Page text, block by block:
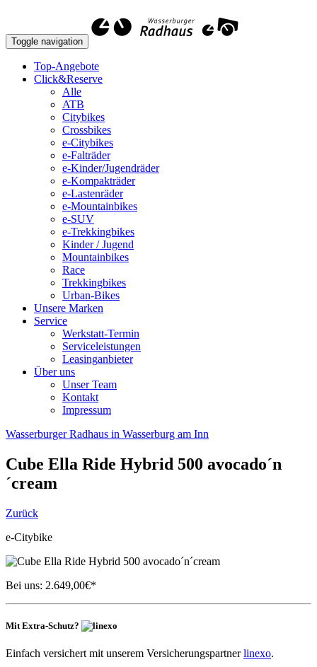
Toggle navigation
Top-Angebote
Click&Reserve
Alle
ATB
Citybikes
Crossbikes
e-Citybikes
e-Falträder
e-Kinder/Jugendräder
e-Kompakträder
e-Lastenräder
e-Mountainbikes
e-SUV
e-Trekkingbikes
Kinder / Jugend
Mountainbikes
Race
Trekkingbikes
Urban-Bikes
Unsere Marken
Service
Werkstatt-Termin
Serviceleistungen
Leasinganbieter
Über uns
Unser Team
Kontakt
Impressum
Wasserburger Radhaus in Wasserburg am Inn
Cube Ella Ride Hybrid 500 avocado´n
´cream
Zurück
e-Citybike
Bei uns: 2.649,00€*
Mit Extra-Schutz?
Einfach versichert mit unserem Versicherungspartnerlinexo.